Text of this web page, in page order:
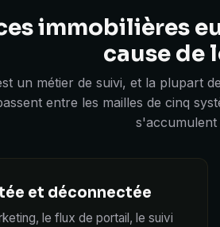
immobilières
cause de
un métier de suivi, et la plupart
entre les mailles de cinq
s'accumulent
et déconnectée
le flux de portail, le suivi